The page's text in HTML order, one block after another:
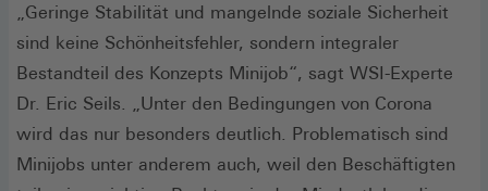
„Geringe Stabilität und mangelnde soziale Sicherheit
sind keine Schönheitsfehler, sondern integraler
Bestandteil des Konzepts Minijob“, sagt WSI-Experte
Dr. Eric Seils. „Unter den Bedingungen von Corona
wird das nur besonders deutlich. Problematisch sind
Minijobs unter anderem auch, weil den Beschäftigten